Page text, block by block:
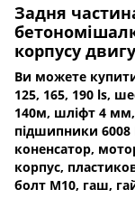
Задня
корпусу
Ви можете
125, 165, 190 ls,
140м, шліфт 4 мм,
підшипники 6008
коненсатор,
корпус,
болт М10, гаш,